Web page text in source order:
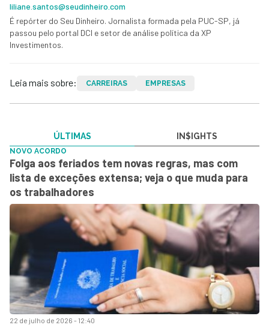
liliane.santos@seudinheiro.com
É repórter do Seu Dinheiro. Jornalista formada pela PUC-SP, já
passou pelo portal DCI e setor de análise política da XP
Investimentos.
Leia mais sobre: CARREIRAS EMPRESAS
ÚLTIMAS IN$IGHTS
22 de julho de 2026 - 12:40
NOVO ACORDO
Folga aos feriados tem novas regras, mas com
lista de exceções extensa; veja o que muda para
os trabalhadores